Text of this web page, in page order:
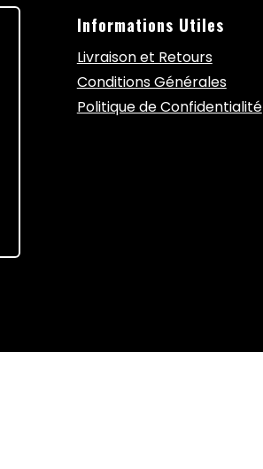
Informations Utiles
Livraison et Retours
Conditions Générales
Politique de Confidentialité